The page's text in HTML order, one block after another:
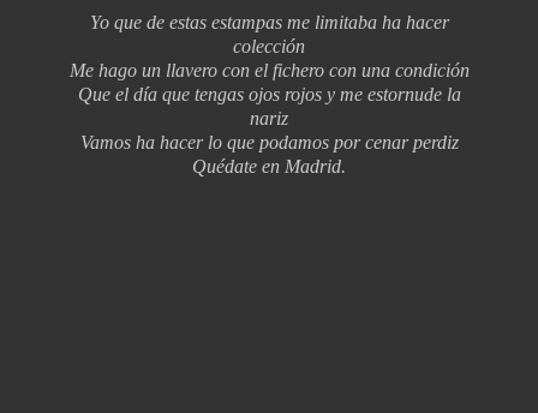
Yo que de estas estampas me limitaba ha hacer
colección
Me hago un llavero con el fichero con una condición
Que el día que tengas ojos rojos y me estornude la
nariz
Vamos ha hacer lo que podamos por cenar perdiz
Quédate en Madrid.